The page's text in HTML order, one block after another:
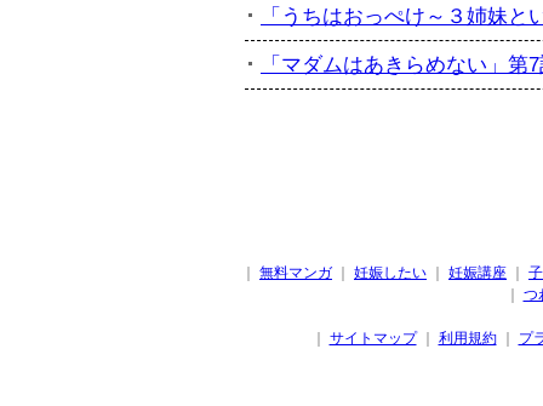
「うちはおっぺけ～３姉妹
「マダムはあきらめない」
無料マンガ 妊娠したい 妊娠講座
つ
サイトマップ 利用規約 プ